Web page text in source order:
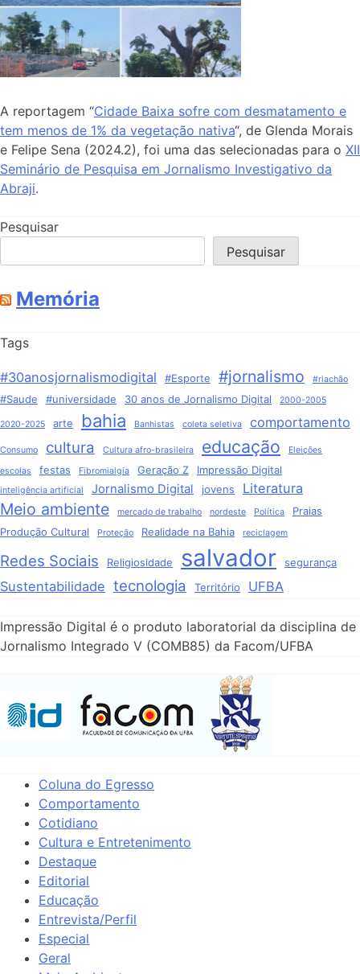
A reportagem “Cidade Baixa sofre com desmatamento e
tem menos de 1% da vegetação nativa“, de Glenda Morais
e Felipe Sena (2024.2), foi uma das selecionadas para o XII
Seminário de Pesquisa em Jornalismo Investigativo da
Abraji.
Pesquisar
Pesquisar
Memória
Tags
#30anosjornalismodigital #Esporte #jornalismo #riachão
#Saude #universidade 30 anos de Jornalismo Digital 2000-2005
2020-2025 arte bahia Banhistas coleta seletiva comportamento
Consumo cultura Cultura afro-brasileira educação
Eleições
escolas
festas Fibromialgia Geração Z Impressão Digital
inteligência artificial Jornalismo Digital jovens Literatura
Meio ambiente mercado de trabalho nordeste Política
Praias
Produção Cultural
Proteção Realidade na Bahia reciclagem
Redes Sociais Religiosidade salvador segurança
Sustentabilidade tecnologia Território UFBA
Impressão Digital é o produto laboratorial da disciplina de
Jornalismo Integrado V (COMB85) da Facom/UFBA
Coluna do Egresso
Comportamento
Cotidiano
Cultura e Entretenimento
Destaque
Editorial
Educação
Entrevista/Perfil
Especial
Geral